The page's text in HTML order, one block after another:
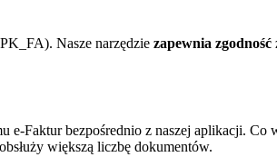
Nasze narzędzie zapewnia zgodność
Faktur bezpośrednio z naszej aplikacji.
większą liczbę dokumentów.